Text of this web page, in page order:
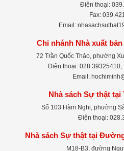
Điện thoại:
Fax:
Email:
Chi nhánh Nhà xuất
72 Trần Quốc Thảo, phường
Điện thoại: 028.39325410,
Email:
Nhà sách Sự thật tại
Số 103 Hàm Nghi, phường
Điện thoại:
Nhà sách Sự thật tại
M18-B3, đường